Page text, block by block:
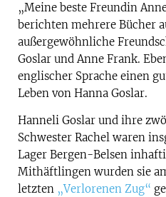
„Meine beste Freundin
berichten mehrere Bücher
außergewöhnliche
Goslar und Anne Frank.
englischer Sprache einen
Leben von Hanna Goslar.
Hanneli Goslar und ihre
Schwester Rachel waren
Lager Bergen-Belsen
Mithäftlingen wurden sie
letzten „Verlorenen Zug“